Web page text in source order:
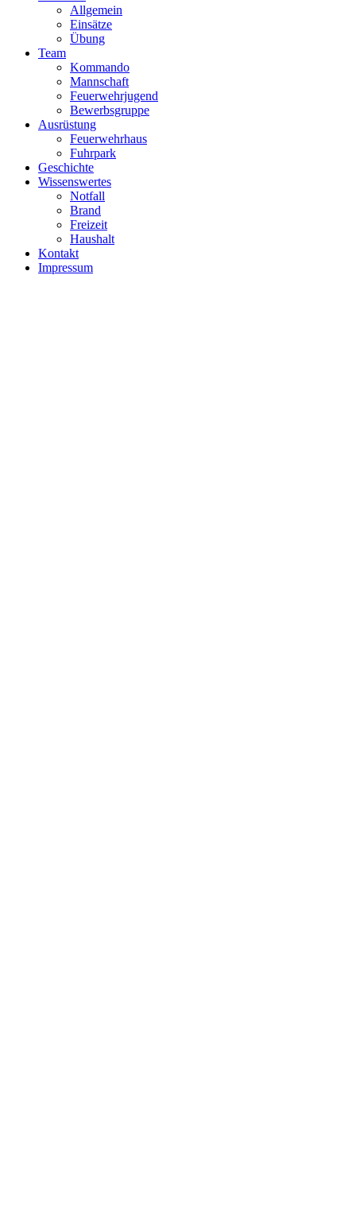
Allgemein
Einsätze
Übung
Team
Kommando
Mannschaft
Feuerwehrjugend
Bewerbsgruppe
Ausrüstung
Feuerwehrhaus
Fuhrpark
Geschichte
Wissenswertes
Notfall
Brand
Freizeit
Haushalt
Kontakt
Impressum